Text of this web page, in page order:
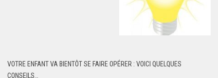
VOTRE ENFANT VA BIENTÔT SE FAIRE OPÉRER : VOICI QUELQUES
CONSEILS…